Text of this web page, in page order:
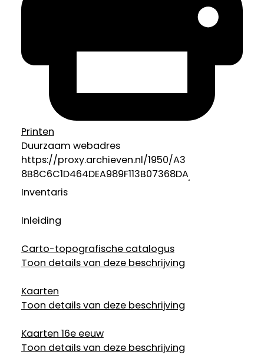
Printen
Duurzaam webadres
Inventaris
Inleiding
Carto-topografische catalogus
Toon details van deze beschrijving
Kaarten
Toon details van deze beschrijving
Kaarten 16e eeuw
Toon details van deze beschrijving